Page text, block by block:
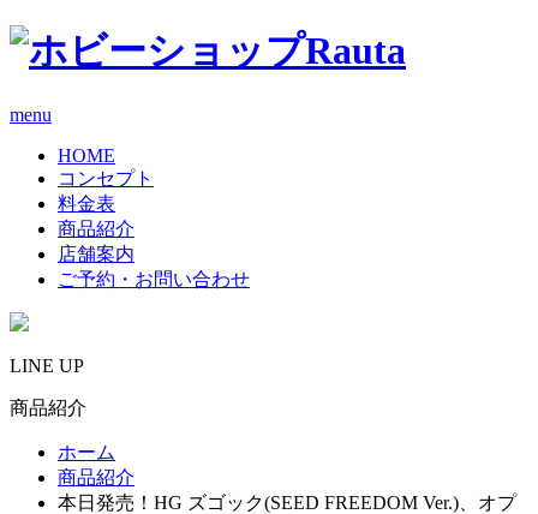
menu
HOME
コンセプト
料金表
商品紹介
店舗案内
ご予約・お問い合わせ
LINE UP
商品紹介
ホーム
商品紹介
本日発売！HG ズゴック(SEED FREEDOM Ver.)、オプ